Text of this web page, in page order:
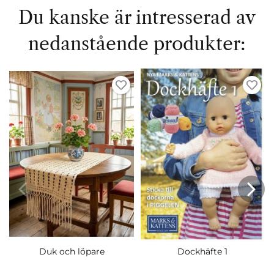
Du kanske är intresserad av
nedanstående produkter:
Duk och löpare Dockhäfte 1